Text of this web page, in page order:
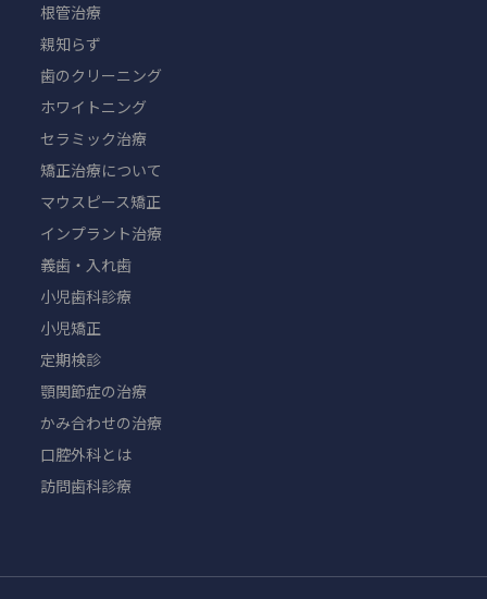
根管治療
親知らず
歯のクリーニング
ホワイトニング
セラミック治療
矯正治療について
マウスピース矯正
インプラント治療
義歯・入れ歯
小児歯科診療
小児矯正
定期検診
顎関節症の治療
かみ合わせの治療
口腔外科とは
訪問歯科診療